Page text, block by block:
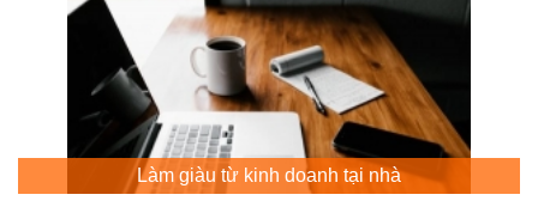
Làm giàu từ kinh doanh tại nhà